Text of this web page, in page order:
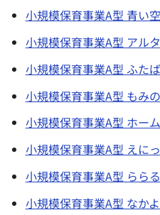
小規模保育事業A型 青い
小規模保育事業A型 アル
小規模保育事業A型 ふた
小規模保育事業A型 もみ
小規模保育事業A型 ホー
小規模保育事業A型 えに
小規模保育事業A型 らら
小規模保育事業A型 なか